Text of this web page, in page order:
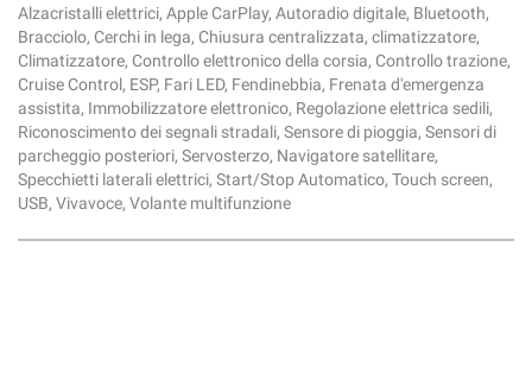
Alzacristalli elettrici, Apple CarPlay, Autoradio digitale, Bluetooth,
Bracciolo, Cerchi in lega, Chiusura centralizzata, climatizzatore,
Climatizzatore, Controllo elettronico della corsia, Controllo trazione,
Cruise Control, ESP, Fari LED, Fendinebbia, Frenata d'emergenza
assistita, Immobilizzatore elettronico, Regolazione elettrica sedili,
Riconoscimento dei segnali stradali, Sensore di pioggia, Sensori di
parcheggio posteriori, Servosterzo, Navigatore satellitare,
Specchietti laterali elettrici, Start/Stop Automatico, Touch screen,
USB, Vivavoce, Volante multifunzione